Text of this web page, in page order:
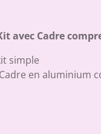
avec Cadre
simple
en aluminium